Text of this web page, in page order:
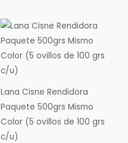
Lana Cisne Rendidora
Paquete 500grs Mismo
Color (5 ovillos de 100 grs
c/u)
Rango
de
precios:
desde
$0.00